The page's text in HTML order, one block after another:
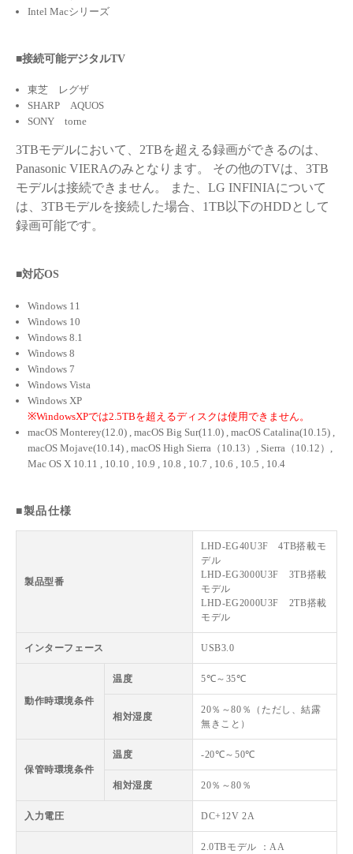
Intel Macシリーズ
■接続可能デジタルTV
東芝 レグザ
SHARP AQUOS
SONY torne
3TBモデルにおいて、2TBを超える録画ができるのは、
Panasonic VIERAのみとなります。 その他のTVは、3TB
モデルは接続できません。 また、LG INFINIAについて
は、3TBモデルを接続した場合、1TB以下のHDDとして
録画可能です。
■対応OS
Windows 11
Windows 10
Windows 8.1
Windows 8
Windows 7
Windows Vista
Windows XP
※WindowsXPでは2.5TBを超えるディスクは使用できません。
macOS Monterey(12.0) , macOS Big Sur(11.0) , macOS Catalina(10.15) ,
macOS Mojave(10.14) , macOS High Sierra（10.13）, Sierra（10.12）,
Mac OS X 10.11 , 10.10 , 10.9 , 10.8 , 10.7 , 10.6 , 10.5 , 10.4
■製品仕様
製品型番
LHD-EG40U3F 4TB搭載モ
デル
LHD-EG3000U3F 3TB搭載
モデル
LHD-EG2000U3F 2TB搭載
モデル
インターフェース USB3.0
動作時環境条件
温度 5℃～35℃
相対湿度
20％～80％（ただし、結露
無きこと）
保管時環境条件
温度 -20℃～50℃
相対湿度 20％～80％
入力電圧 DC+12V 2A
2.0TBモデル ：AA